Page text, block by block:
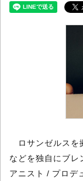
ロサンゼルスを
などを独自にブ
アニスト / プロデ